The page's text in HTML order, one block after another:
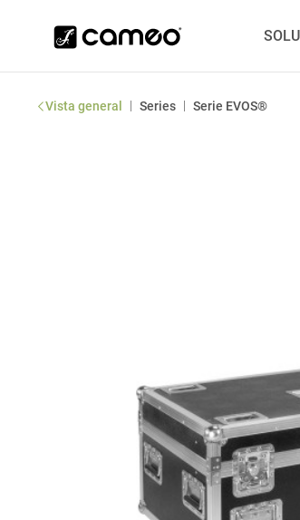
Vista general | Series | Serie EVOS®